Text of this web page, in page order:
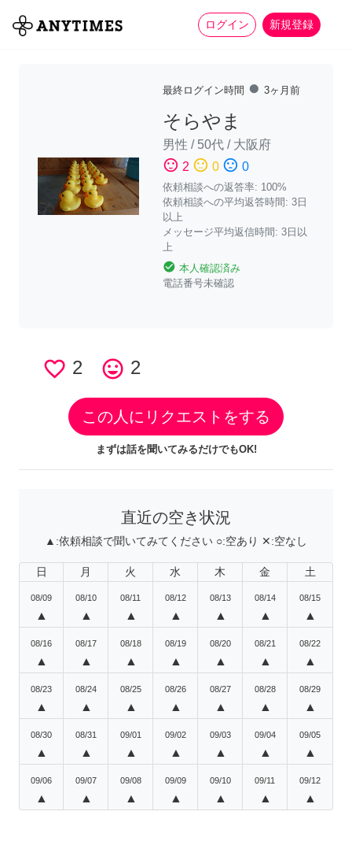
ログイン 新規登録
全て 家事 more_horiz
最終ログイン時間 fiber_manual_record 3ヶ月前
そらやま
男性 / 50代 / 大阪府
sentiment_satisfied 2 sentiment_neutral 0 sentiment_dissatisfied 0
依頼相談への返答率: 100%
依頼相談への平均返答時間: 3日
以上
メッセージ平均返信時間: 3日以
上
check_circle 本人確認済み
電話番号未確認
favorite_border 2 tag_faces 2
この人にリクエストをする
まずは話を聞いてみるだけでもOK!
直近の空き状況
▲:依頼相談で聞いてみてください ○:空あり ✕:空なし
日 月 火 水 木 金 土
08/09
▲
08/10
▲
08/11
▲
08/12
▲
08/13
▲
08/14
▲
08/15
▲
08/16
▲
08/17
▲
08/18
▲
08/19
▲
08/20
▲
08/21
▲
08/22
▲
08/23
▲
08/24
▲
08/25
▲
08/26
▲
08/27
▲
08/28
▲
08/29
▲
08/30
▲
08/31
▲
09/01
▲
09/02
▲
09/03
▲
09/04
▲
09/05
▲
09/06
▲
09/07
▲
09/08
▲
09/09
▲
09/10
▲
09/11
▲
09/12
▲